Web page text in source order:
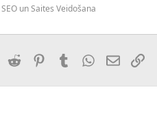
un Saites Veidošana
LinkedInReddit PinterestTumblrWhatsApp
E-pasts